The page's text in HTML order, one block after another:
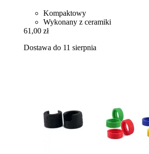
Kompaktowy
Wykonany z ceramiki
61,00 zł
Dostawa do 11 sierpnia